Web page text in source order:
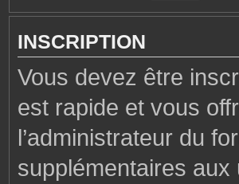
INSCRIPTION
Vous devez être
est rapide et vous
l’administrateur du
supplémentaires